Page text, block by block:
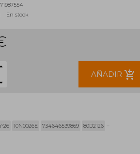
En stock
AÑADIR add_shopping_cart
10N0026E 734646539869 80D2126